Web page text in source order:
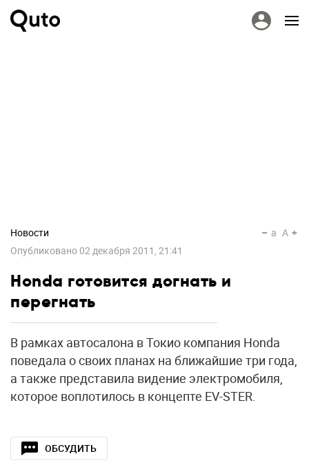
Новости
Опубликовано 02 декабря 2011, 21:41
a A
Honda готовится догнать и
перегнать
В рамках автосалона в Токио компания Honda
поведала о своих планах на ближайшие три года,
а также представила видение электромобиля,
которое воплотилось в концепте EV-STER.
ОБСУДИТЬ